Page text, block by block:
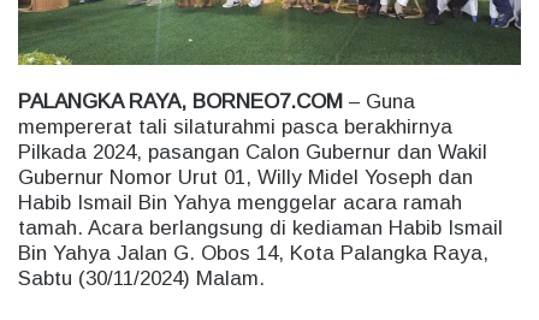
l
PALANGKA RAYA, BORNEO7.COM – Guna
mempererat tali silaturahmi pasca berakhirnya
Pilkada 2024, pasangan Calon Gubernur dan Wakil
Gubernur Nomor Urut 01, Willy Midel Yoseph dan
Habib Ismail Bin Yahya menggelar acara ramah
tamah. Acara berlangsung di kediaman Habib Ismail
Bin Yahya Jalan G. Obos 14, Kota Palangka Raya,
Sabtu (30/11/2024) Malam.